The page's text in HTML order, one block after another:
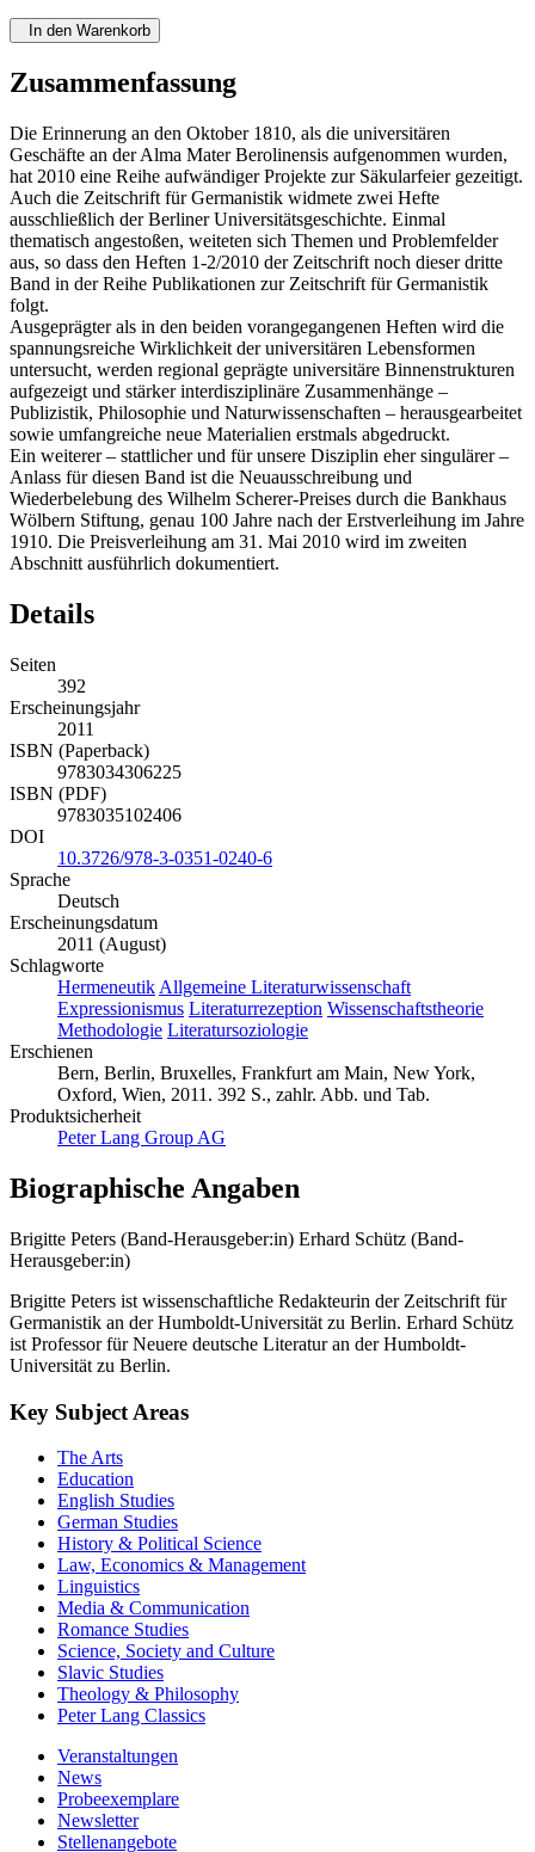
In den Warenkorb
Zusammenfassung
Die Erinnerung an den Oktober 1810, als die universitären
Geschäfte an der Alma Mater Berolinensis aufgenommen wurden,
hat 2010 eine Reihe aufwändiger Projekte zur Säkularfeier gezeitigt.
Auch die Zeitschrift für Germanistik widmete zwei Hefte
ausschließlich der Berliner Universitätsgeschichte. Einmal
thematisch angestoßen, weiteten sich Themen und Problemfelder
aus, so dass den Heften 1-2/2010 der Zeitschrift noch dieser dritte
Band in der Reihe Publikationen zur Zeitschrift für Germanistik
folgt.
Ausgeprägter als in den beiden vorangegangenen Heften wird die
spannungsreiche Wirklichkeit der universitären Lebensformen
untersucht, werden regional geprägte universitäre Binnenstrukturen
aufgezeigt und stärker interdisziplinäre Zusammenhänge –
Publizistik, Philosophie und Naturwissenschaften – herausgearbeitet
sowie umfangreiche neue Materialien erstmals abgedruckt.
Ein weiterer – stattlicher und für unsere Disziplin eher singulärer –
Anlass für diesen Band ist die Neuausschreibung und
Wiederbelebung des Wilhelm Scherer-Preises durch die Bankhaus
Wölbern Stiftung, genau 100 Jahre nach der Erstverleihung im Jahre
1910. Die Preisverleihung am 31. Mai 2010 wird im zweiten
Abschnitt ausführlich dokumentiert.
Details
Seiten
392
Erscheinungsjahr
2011
ISBN (Paperback)
9783034306225
ISBN (PDF)
9783035102406
DOI
10.3726/978-3-0351-0240-6
Sprache
Deutsch
Erscheinungsdatum
2011 (August)
Schlagworte
Hermeneutik Allgemeine Literaturwissenschaft
Expressionismus Literaturrezeption Wissenschaftstheorie
Methodologie Literatursoziologie
Erschienen
Bern, Berlin, Bruxelles, Frankfurt am Main, New York,
Oxford, Wien, 2011. 392 S., zahlr. Abb. und Tab.
Produktsicherheit
Peter Lang Group AG
Biographische Angaben
Brigitte Peters (Band-Herausgeber:in) Erhard Schütz (Band-
Herausgeber:in)
Brigitte Peters ist wissenschaftliche Redakteurin der Zeitschrift für
Germanistik an der Humboldt-Universität zu Berlin. Erhard Schütz
ist Professor für Neuere deutsche Literatur an der Humboldt-
Universität zu Berlin.
Key Subject Areas
The Arts
Education
English Studies
German Studies
History & Political Science
Law, Economics & Management
Linguistics
Media & Communication
Romance Studies
Science, Society and Culture
Slavic Studies
Theology & Philosophy
Peter Lang Classics
Veranstaltungen
News
Probeexemplare
Newsletter
Stellenangebote